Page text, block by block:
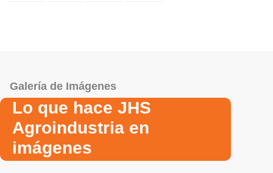
Galería de Imágenes
Lo que hace JHS
Agroindustria en
imágenes